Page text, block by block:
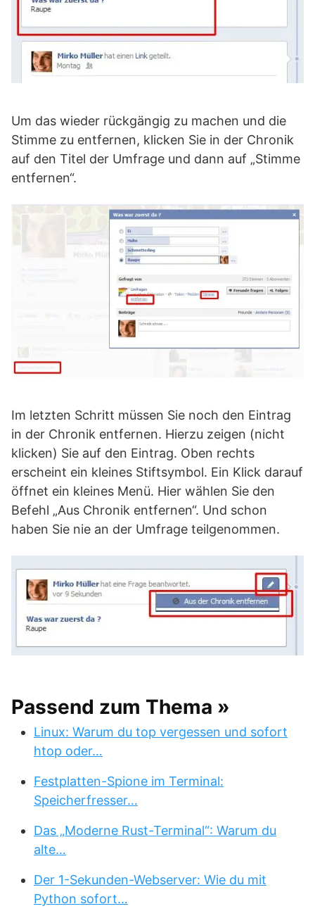
Um das wieder rückgängig zu machen und die
Stimme zu entfernen, klicken Sie in der Chronik
auf den Titel der Umfrage und dann auf „Stimme
entfernen“.
Im letzten Schritt müssen Sie noch den Eintrag
in der Chronik entfernen. Hierzu zeigen (nicht
klicken) Sie auf den Eintrag. Oben rechts
erscheint ein kleines Stiftsymbol. Ein Klick darauf
öffnet ein kleines Menü. Hier wählen Sie den
Befehl „Aus Chronik entfernen“. Und schon
haben Sie nie an der Umfrage teilgenommen.
Passend zum Thema »
Linux: Warum du top vergessen und sofort
htop oder…
Festplatten-Spione im Terminal:
Speicherfresser…
Das „Moderne Rust-Terminal“: Warum du
alte…
Der 1-Sekunden-Webserver: Wie du mit
Python sofort…